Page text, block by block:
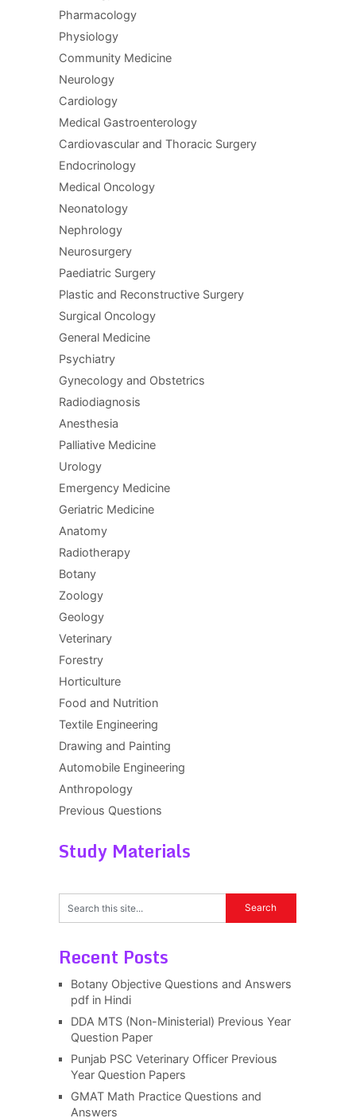
Pharmacology
Physiology
Community Medicine
Neurology
Cardiology
Medical Gastroenterology
Cardiovascular and Thoracic Surgery
Endocrinology
Medical Oncology
Neonatology
Nephrology
Neurosurgery
Paediatric Surgery
Plastic and Reconstructive Surgery
Surgical Oncology
General Medicine
Psychiatry
Gynecology and Obstetrics
Radiodiagnosis
Anesthesia
Palliative Medicine
Urology
Emergency Medicine
Geriatric Medicine
Anatomy
Radiotherapy
Botany
Zoology
Geology
Veterinary
Forestry
Horticulture
Food and Nutrition
Textile Engineering
Drawing and Painting
Automobile Engineering
Anthropology
Previous Questions
Study Materials
Recent Posts
Botany Objective Questions and Answers
pdf in Hindi
DDA MTS (Non-Ministerial) Previous Year
Question Paper
Punjab PSC Veterinary Officer Previous
Year Question Papers
GMAT Math Practice Questions and
Answers